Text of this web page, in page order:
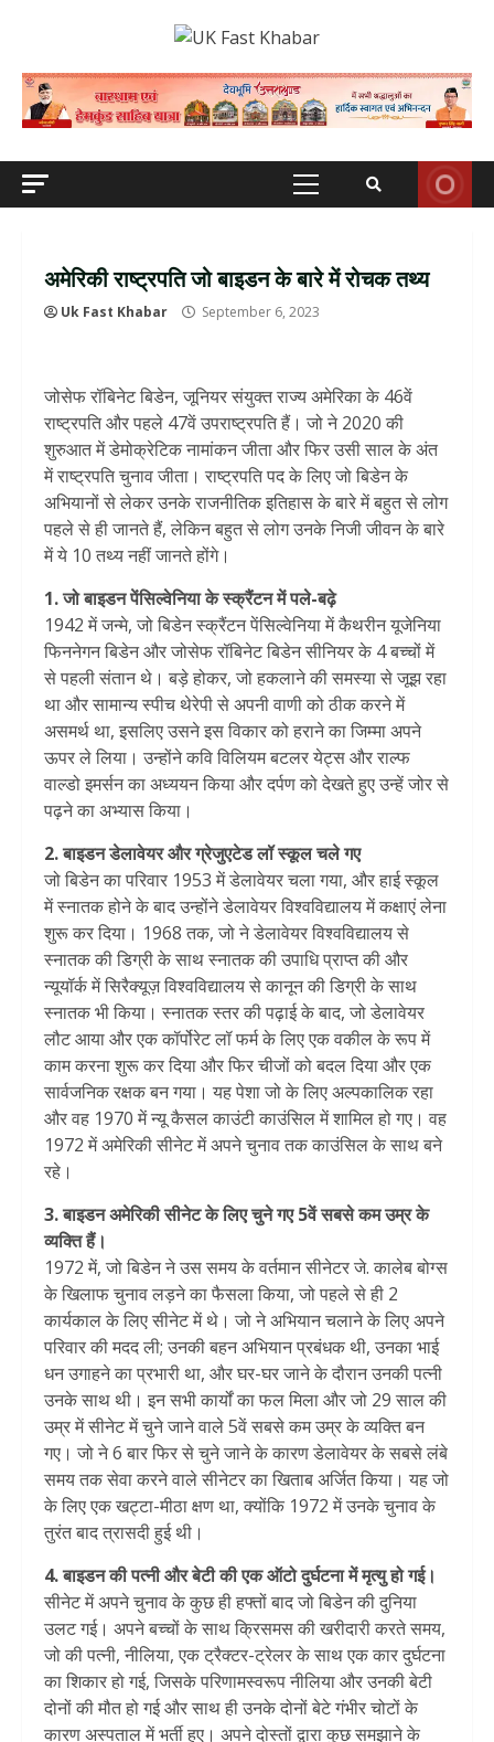
Primary
अमेरिकी राष्ट्रपति जो बाइडन के बारे में रोचक तथ्य
Uk Fast Khabar September 6, 2023
जोसेफ रॉबिनेट बिडेन, जूनियर संयुक्त राज्य अमेरिका के 46वें
राष्ट्रपति और पहले 47वें उपराष्ट्रपति हैं। जो ने 2020 की
शुरुआत में डेमोक्रेटिक नामांकन जीता और फिर उसी साल के अंत
में राष्ट्रपति चुनाव जीता। राष्ट्रपति पद के लिए जो बिडेन के
अभियानों से लेकर उनके राजनीतिक इतिहास के बारे में बहुत से लोग
पहले से ही जानते हैं, लेकिन बहुत से लोग उनके निजी जीवन के बारे
में ये 10 तथ्य नहीं जानते होंगे।
1. जो बाइडन पेंसिल्वेनिया के स्क्रैंटन में पले-बढ़े
1942 में जन्मे, जो बिडेन स्क्रैंटन पेंसिल्वेनिया में कैथरीन यूजेनिया
फिननेगन बिडेन और जोसेफ रॉबिनेट बिडेन सीनियर के 4 बच्चों में
से पहली संतान थे। बड़े होकर, जो हकलाने की समस्या से जूझ रहा
था और सामान्य स्पीच थेरेपी से अपनी वाणी को ठीक करने में
असमर्थ था, इसलिए उसने इस विकार को हराने का जिम्मा अपने
ऊपर ले लिया। उन्होंने कवि विलियम बटलर येट्स और राल्फ
वाल्डो इमर्सन का अध्ययन किया और दर्पण को देखते हुए उन्हें जोर से
पढ़ने का अभ्यास किया।
2. बाइडन डेलावेयर और ग्रेजुएटेड लॉ स्कूल चले गए
जो बिडेन का परिवार 1953 में डेलावेयर चला गया, और हाई स्कूल
में स्नातक होने के बाद उन्होंने डेलावेयर विश्वविद्यालय में कक्षाएं लेना
शुरू कर दिया। 1968 तक, जो ने डेलावेयर विश्वविद्यालय से
स्नातक की डिग्री के साथ स्नातक की उपाधि प्राप्त की और
न्यूयॉर्क में सिरैक्यूज़ विश्वविद्यालय से कानून की डिग्री के साथ
स्नातक भी किया। स्नातक स्तर की पढ़ाई के बाद, जो डेलावेयर
लौट आया और एक कॉर्पोरेट लॉ फर्म के लिए एक वकील के रूप में
काम करना शुरू कर दिया और फिर चीजों को बदल दिया और एक
सार्वजनिक रक्षक बन गया। यह पेशा जो के लिए अल्पकालिक रहा
और वह 1970 में न्यू कैसल काउंटी काउंसिल में शामिल हो गए। वह
1972 में अमेरिकी सीनेट में अपने चुनाव तक काउंसिल के साथ बने
रहे।
3. बाइडन अमेरिकी सीनेट के लिए चुने गए 5वें सबसे कम उम्र के
व्यक्ति हैं।
1972 में, जो बिडेन ने उस समय के वर्तमान सीनेटर जे. कालेब बोग्स
के खिलाफ चुनाव लड़ने का फैसला किया, जो पहले से ही 2
कार्यकाल के लिए सीनेट में थे। जो ने अभियान चलाने के लिए अपने
परिवार की मदद ली; उनकी बहन अभियान प्रबंधक थी, उनका भाई
धन उगाहने का प्रभारी था, और घर-घर जाने के दौरान उनकी पत्नी
उनके साथ थी। इन सभी कार्यों का फल मिला और जो 29 साल की
उम्र में सीनेट में चुने जाने वाले 5वें सबसे कम उम्र के व्यक्ति बन
गए। जो ने 6 बार फिर से चुने जाने के कारण डेलावेयर के सबसे लंबे
समय तक सेवा करने वाले सीनेटर का खिताब अर्जित किया। यह जो
के लिए एक खट्टा-मीठा क्षण था, क्योंकि 1972 में उनके चुनाव के
तुरंत बाद त्रासदी हुई थी।
4. बाइडन की पत्नी और बेटी की एक ऑटो दुर्घटना में मृत्यु हो गई।
सीनेट में अपने चुनाव के कुछ ही हफ्तों बाद जो बिडेन की दुनिया
उलट गई। अपने बच्चों के साथ क्रिसमस की खरीदारी करते समय,
जो की पत्नी, नीलिया, एक ट्रैक्टर-ट्रेलर के साथ एक कार दुर्घटना
का शिकार हो गई, जिसके परिणामस्वरूप नीलिया और उनकी बेटी
दोनों की मौत हो गई और साथ ही उनके दोनों बेटे गंभीर चोटों के
कारण अस्पताल में भर्ती हुए। अपने दोस्तों द्वारा कुछ समझाने के